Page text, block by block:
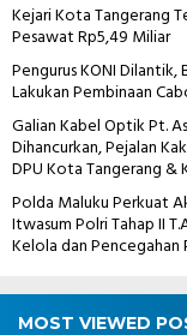
Kejari Kota Tangerang
Pesawat Rp5,49 Miliar
Pengurus KONI
Lakukan Pembinaan
Galian Kabel Optik Pt.
Dihancurkan, Pejalan
DPU Kota Tangerang &
Polda Maluku Perkuat
Itwasum Polri Tahap II
Kelola dan Pencegahan
MOST VIEWED